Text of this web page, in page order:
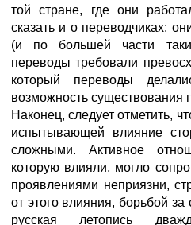
той стране, где они
сказать и о переводчиках:
(и по большей части
переводы требовали
который переводы
возможность существования
Наконец, следует отметить,
испытывающей влияние
сложными. Активное
которую влияли, могло
проявлениями неприязни,
от этого влияния, борьбой
русская летопись